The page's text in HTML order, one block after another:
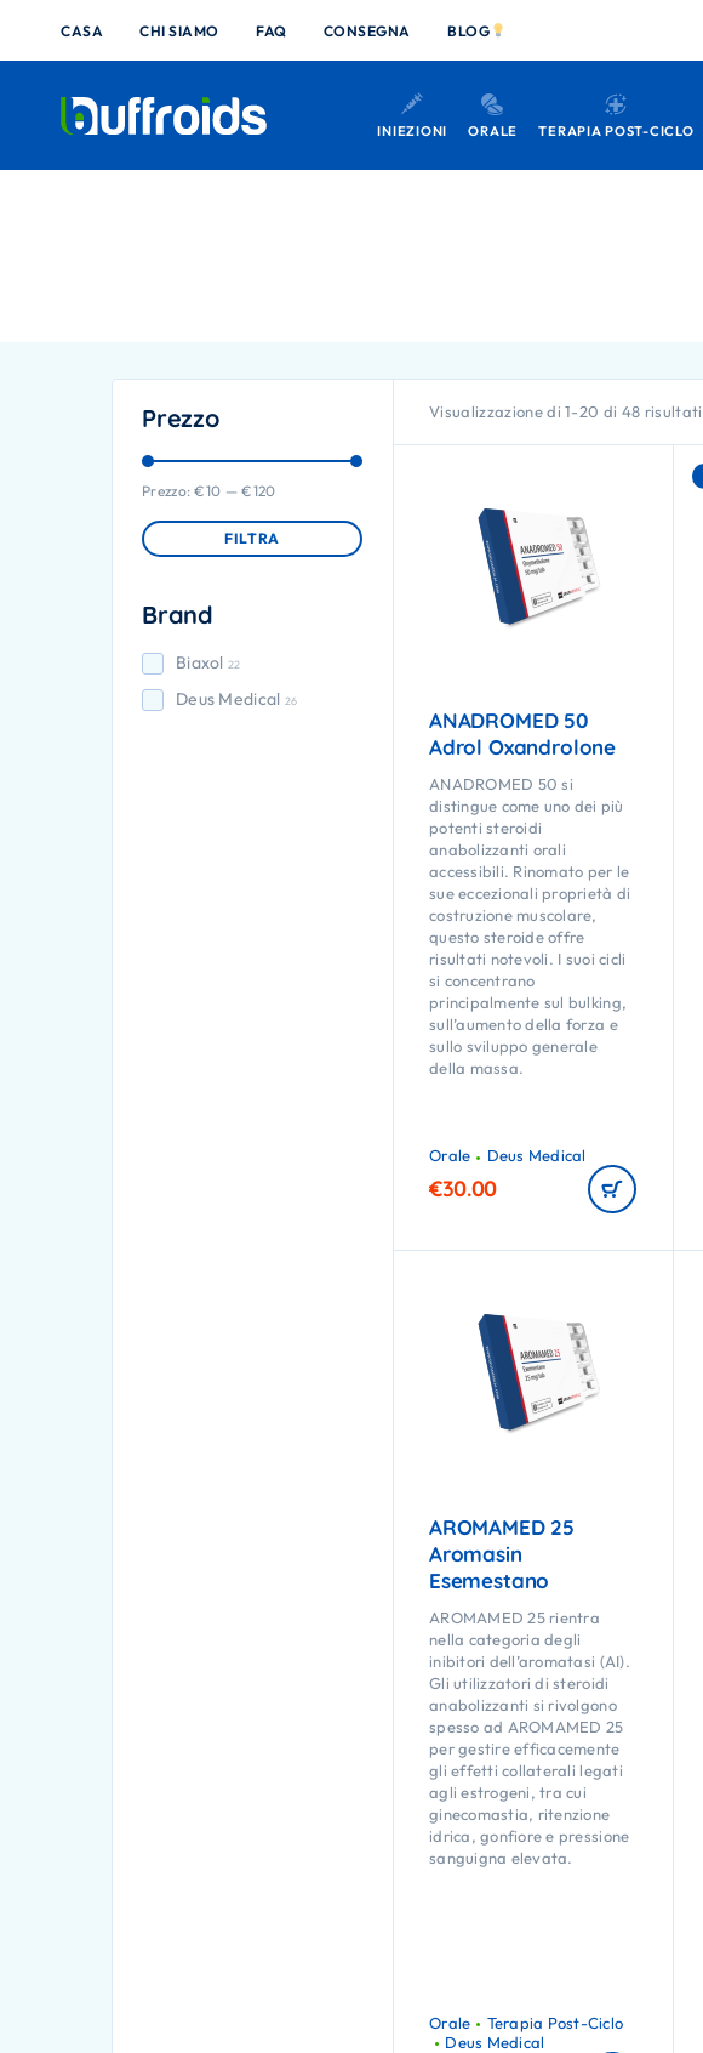
CASA CHI SIAMO FAQ CONSEGNA BLOG
INIEZIONI ORALE TERAPIA POST-CICLO
Prezzo
FILTRA
Prezzo:€10 —€120
Brand
Biaxol 22
Deus Medical 26
Visualizzazione di 1-20 di 48 risultati
ANADROMED 50
Adrol Oxandrolone
ANADROMED 50 si
distingue come uno dei più
potenti steroidi
anabolizzanti orali
accessibili. Rinomato per le
sue eccezionali proprietà di
costruzione muscolare,
questo steroide offre
risultati notevoli. I suoi cicli
si concentrano
principalmente sul bulking,
sull’aumento della forza e
sullo sviluppo generale
della massa.
Orale Deus Medical
€30.00
AROMAMED 25
Aromasin
Esemestano
AROMAMED 25 rientra
nella categoria degli
inibitori dell’aromatasi (AI).
Gli utilizzatori di steroidi
anabolizzanti si rivolgono
spesso ad AROMAMED 25
per gestire efficacemente
gli effetti collaterali legati
agli estrogeni, tra cui
ginecomastia, ritenzione
idrica, gonfiore e pressione
sanguigna elevata.
Orale
Terapia Post-Ciclo
Deus Medical